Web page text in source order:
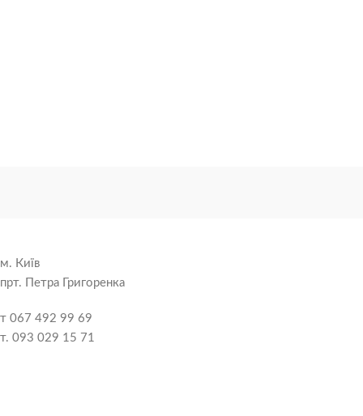
м. Київ
прт. Петра Григоренка
т 067 492 99 69
т. 093 029 15 71